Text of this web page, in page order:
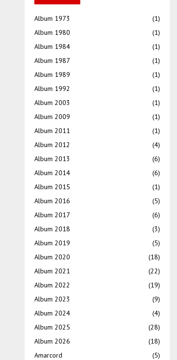
Album 1973
(1)
Album 1980
(1)
Album 1984
(1)
Album 1987
(1)
Album 1989
(1)
Album 1992
(1)
Album 2003
(1)
Album 2009
(1)
Album 2011
(1)
Album 2012
(4)
Album 2013
(6)
Album 2014
(6)
Album 2015
(1)
Album 2016
(5)
Album 2017
(6)
Album 2018
(3)
Album 2019
(5)
Album 2020
(18)
Album 2021
(22)
Album 2022
(19)
Album 2023
(9)
Album 2024
(4)
Album 2025
(28)
Album 2026
(18)
Amarcord
(5)